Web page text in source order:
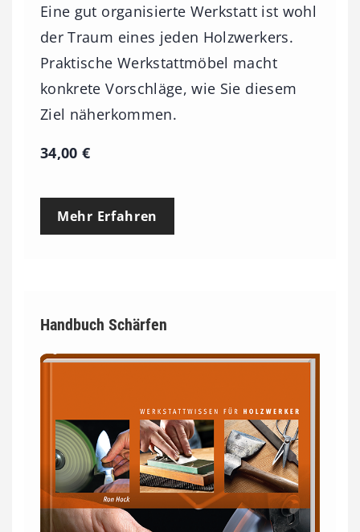
Eine gut organisierte Werkstatt ist wohl
der Traum eines jeden Holzwerkers.
Praktische Werkstattmöbel macht
konkrete Vorschläge, wie Sie diesem
Ziel näherkommen.
34,00€
Mehr Erfahren
Handbuch Schärfen